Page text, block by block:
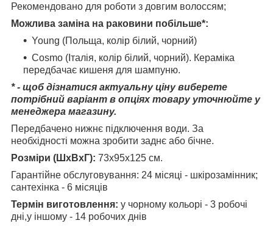
Рекомендовано для роботи з довгим волоссям;
Можлива заміна на раковини побільше*:
Young (Польща, колір білий, чорний)
Cosmo (Італія, колір білий, чорний). Кераміка
передбачає кишеня для шампуню.
* - щоб дізнатися актуальну ціну виберете
потрібний варіант в опціях товару уточнюйте у
менеджера магазину.
Передбачено нижнє підключення води. За
необхідності можна зробити заднє або бічне.
Розміри (ШхВхГ): 73х95х125 см.
Гарантійне обслуговування: 24 місяці - шкірозамінник;
сантехінка - 6 місяців
Термін виготовлення: у чорному кольорі - 3 робочі
дні,у іншому - 14 робочих днів